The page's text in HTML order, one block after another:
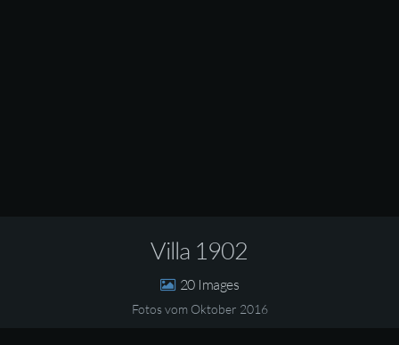
Villa 1902
20
Fotos vom Oktober 2016